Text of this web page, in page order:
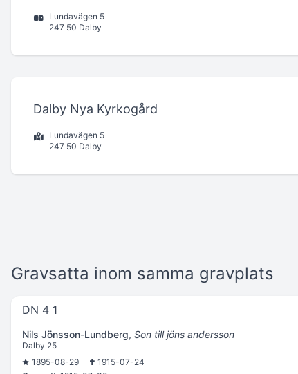
Lundavägen 5
247 50 Dalby
Dalby Nya Kyrkogård
Lundavägen 5
247 50 Dalby
Gravsatta inom samma gravplats
DN 4 1
Nils Jönsson-Lundberg, Son till jöns andersson
Dalby 25
1895-08-29
1915-07-24